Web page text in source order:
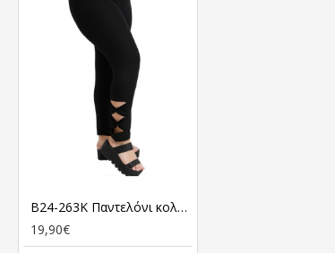
B24-263K Παντελόνι κολάν με laser - Μαύρο
19,90€